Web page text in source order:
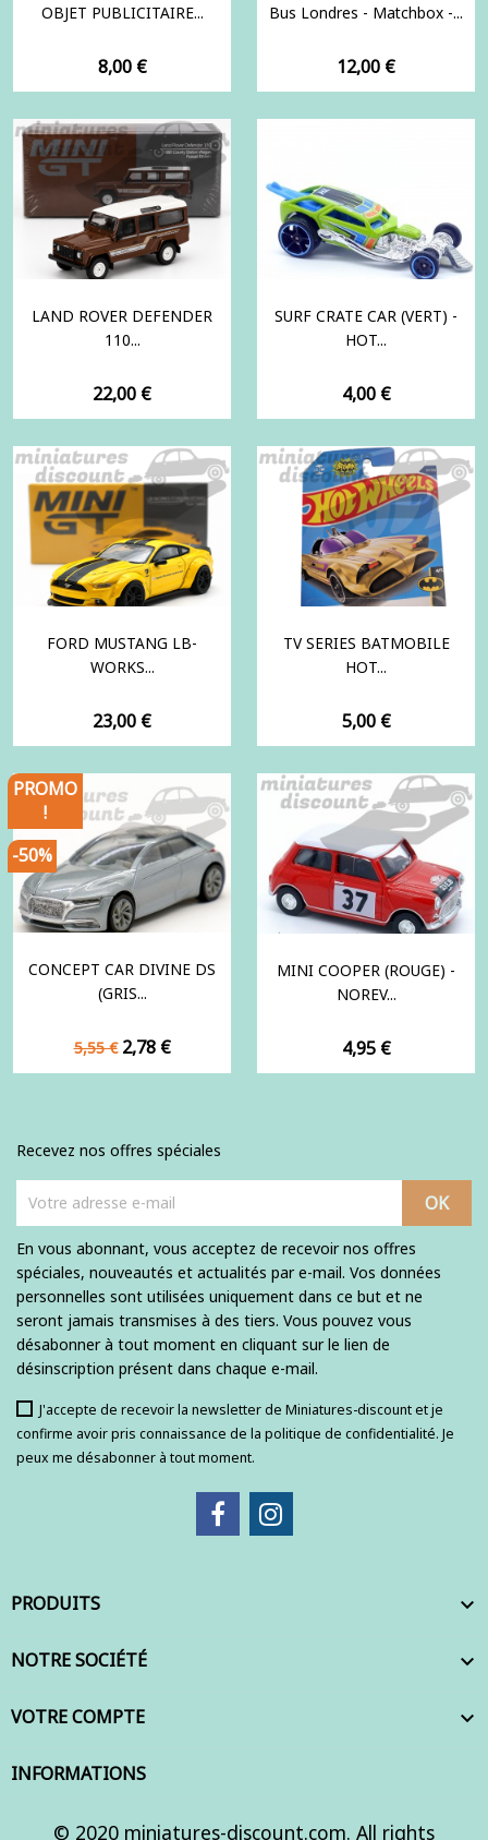
OBJET PUBLICITAIRE...
Prix
8,00 €
Bus Londres - Matchbox -...
Prix
12,00 €
LAND ROVER DEFENDER
110...
Prix
22,00 €
SURF CRATE CAR (VERT) -
HOT...
Prix
4,00 €
FORD MUSTANG LB-
WORKS...
Prix
23,00 €
TV SERIES BATMOBILE
HOT...
Prix
5,00 €
CONCEPT CAR DIVINE DS
(GRIS...
Prix
de
5,55 € Prix
2,78 €
PROMO
!
-50%
MINI COOPER (ROUGE) -
NOREV...
Prix
4,95 €
Recevez nos offres spéciales
En vous abonnant, vous acceptez de recevoir nos offres
spéciales, nouveautés et actualités par e-mail. Vos données
personnelles sont utilisées uniquement dans ce but et ne
seront jamais transmises à des tiers. Vous pouvez vous
désabonner à tout moment en cliquant sur le lien de
désinscription présent dans chaque e-mail.
J'accepte de recevoir la newsletter de Miniatures-discount et je
confirme avoir pris connaissance de la politique de confidentialité. Je
peux me désabonner à tout moment.
PRODUITS 
NOTRE SOCIÉTÉ 
VOTRE COMPTE 
INFORMATIONS
© 2020 miniatures-discount.com. All rights